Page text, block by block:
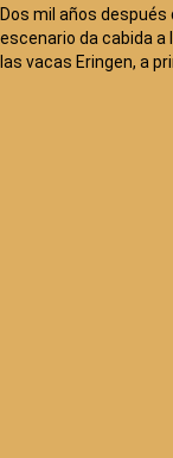
Dos mil años
escenario da cabida a
las vacas Eringen, a